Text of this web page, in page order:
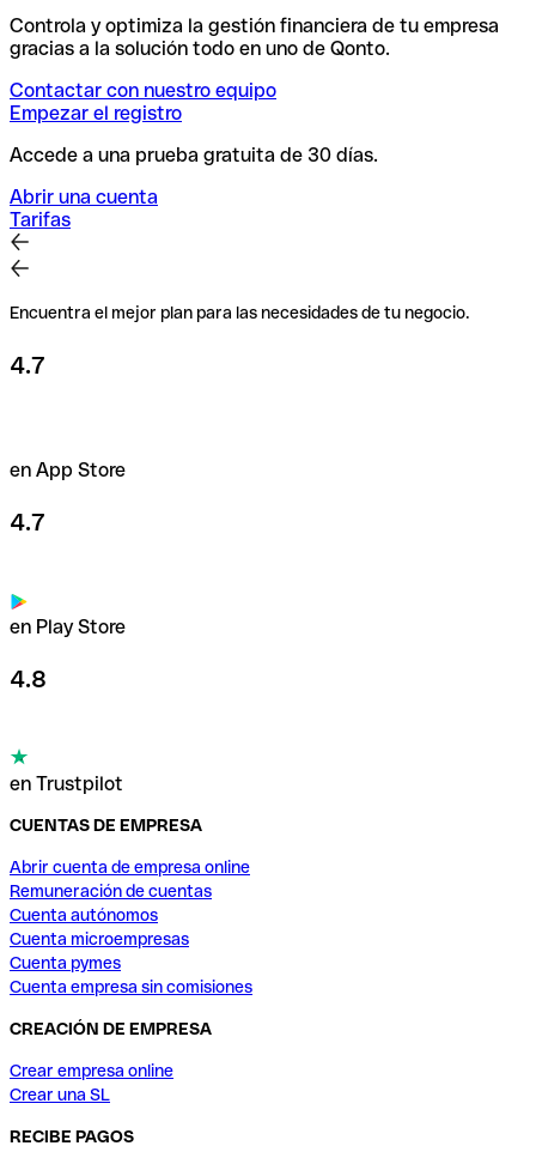
Controla y optimiza la gestión financiera de tu empresa
gracias a la solución todo en uno de Qonto.
Contactar con nuestro equipo
Empezar el registro
Accede a una prueba gratuita de 30 días.
Abrir una cuenta
Tarifas
Encuentra el mejor plan para las necesidades de tu negocio.
4.7
en App Store
4.7
en Play Store
4.8
en Trustpilot
CUENTAS DE EMPRESA
Abrir cuenta de empresa online
Remuneración de cuentas
Cuenta autónomos
Cuenta microempresas
Cuenta pymes
Cuenta empresa sin comisiones
CREACIÓN DE EMPRESA
Crear empresa online
Crear una SL
RECIBE PAGOS